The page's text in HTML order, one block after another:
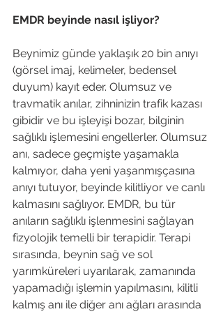
EMDR beyinde nasıl işliyor?
Beynimiz günde yaklaşık 20 bin anıyı
(görsel imaj, kelimeler, bedensel
duyum) kayıt eder. Olumsuz ve
travmatik anılar, zihninizin trafik kazası
gibidir ve bu işleyişi bozar, bilginin
sağlıklı işlemesini engellerler. Olumsuz
anı, sadece geçmişte yaşamakla
kalmıyor, daha yeni yaşanmışçasına
anıyı tutuyor, beyinde kilitliyor ve canlı
kalmasını sağlıyor. EMDR, bu tür
anıların sağlıklı işlenmesini sağlayan
fizyolojik temelli bir terapidir. Terapi
sırasında, beynin sağ ve sol
yarımküreleri uyarılarak, zamanında
yapamadığı işlemin yapılmasını, kilitli
kalmış anı ile diğer anı ağları arasında